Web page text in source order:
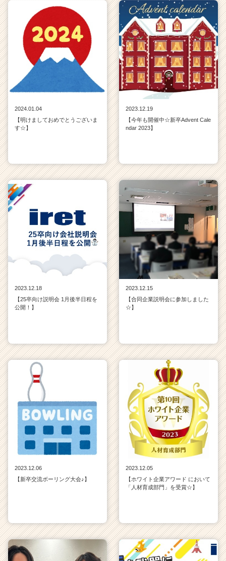
2024.01.04
【明けましておめでとうございま
す☆】
2023.12.19
【今年も開催中☆新卒Advent Cale
ndar 2023】
2023.12.18
【25卒向け説明会 1月後半日程を
公開！】
2023.12.15
【合同企業説明会に参加しました
☆】
2023.12.06
【新卒交流ボーリング大会♪】
2023.12.05
【ホワイト企業アワード において
「人材育成部門」を受賞☆】